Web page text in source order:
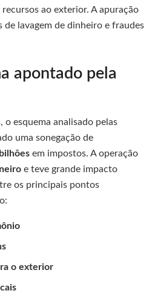
ao exterior. A apuração
de lavagem de dinheiro e fraudes
apontado pela
o esquema analisado pelas
uma sonegação de
em impostos. A operação
e teve grande impacto
os principais pontos
o exterior